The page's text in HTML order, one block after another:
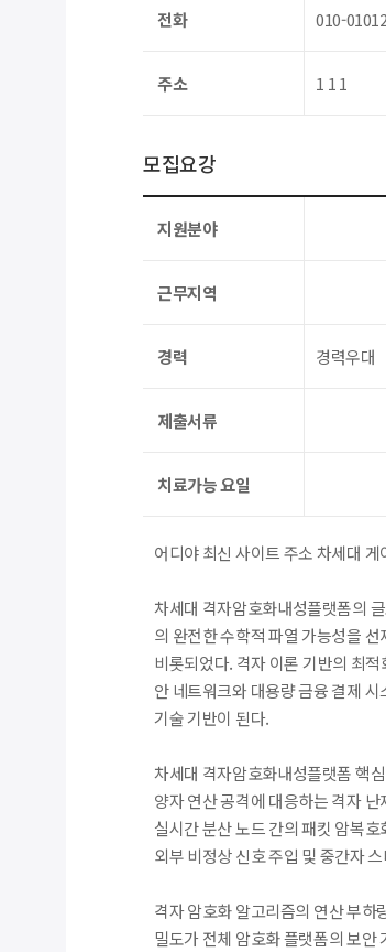
전화 010-
주소 1 1 1
모집요강
지원분야
근무지역
경력 경력우대
제출서류
치료가능 요일
어디야 최신 사이트 주소 차세대
차세대 격자암호화내성플랫폼의
의 완전한 수학적 파열 가능성을
비롯되었다. 격자 이론 기반의 최
안 네트워크와 대용량 금융 결제
기술 기반이 된다.
차세대 격자암호화내성플랫폼 핵
양자 연산 공격에 대응하는 격자
실시간 분산 노드 간의 패킷 암복
외부 비정상 신호 주입 및 중간자
격자 암호화 알고리즘의 연산 부하
밀도가 전체 암호화 플랫폼의 보안